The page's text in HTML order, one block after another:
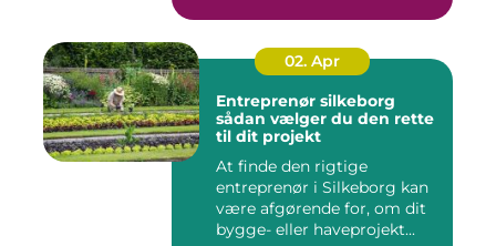
02. Apr
Entreprenør silkeborg
sådan vælger du den rette
til dit projekt
At finde den rigtige
entreprenør i Silkeborg kan
være afgørende for, om dit
bygge- eller haveprojekt...